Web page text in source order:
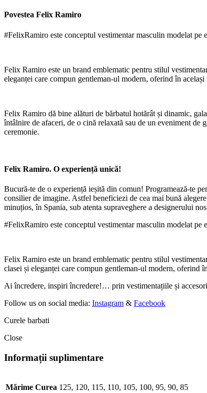
Povestea Felix Ramiro
#FelixRamiro este conceptul vestimentar masculin modelat
Felix Ramiro este un brand emblematic pentru stilul
eleganței care compun gentleman-ul modern, oferind în
Felix Ramiro dă bine alături de bărbatul hotărât și dinamic,
întâlnire de afaceri, de o cină relaxată sau de un eveniment
ceremonie.
Felix Ramiro. O experiență unică!
Bucură-te de o experiență ieșită din comun! Programează-te
consilier de imagine. Astfel beneficiezi de cea mai bună
minuțios, în Spania, sub atenta supraveghere a designerului
#FelixRamiro este conceptul vestimentar masculin modelat
Felix Ramiro este un brand emblematic pentru stilul
clasei și eleganței care compun gentleman-ul modern, oferind
Ai încredere, inspiri încredere!… prin vestimentațiile și
Follow us on social media: Instagram & Facebook
Curele barbati
Close
Informații suplimentare
Mărime Curea 125, 120, 115, 110, 105, 100, 95, 90, 85